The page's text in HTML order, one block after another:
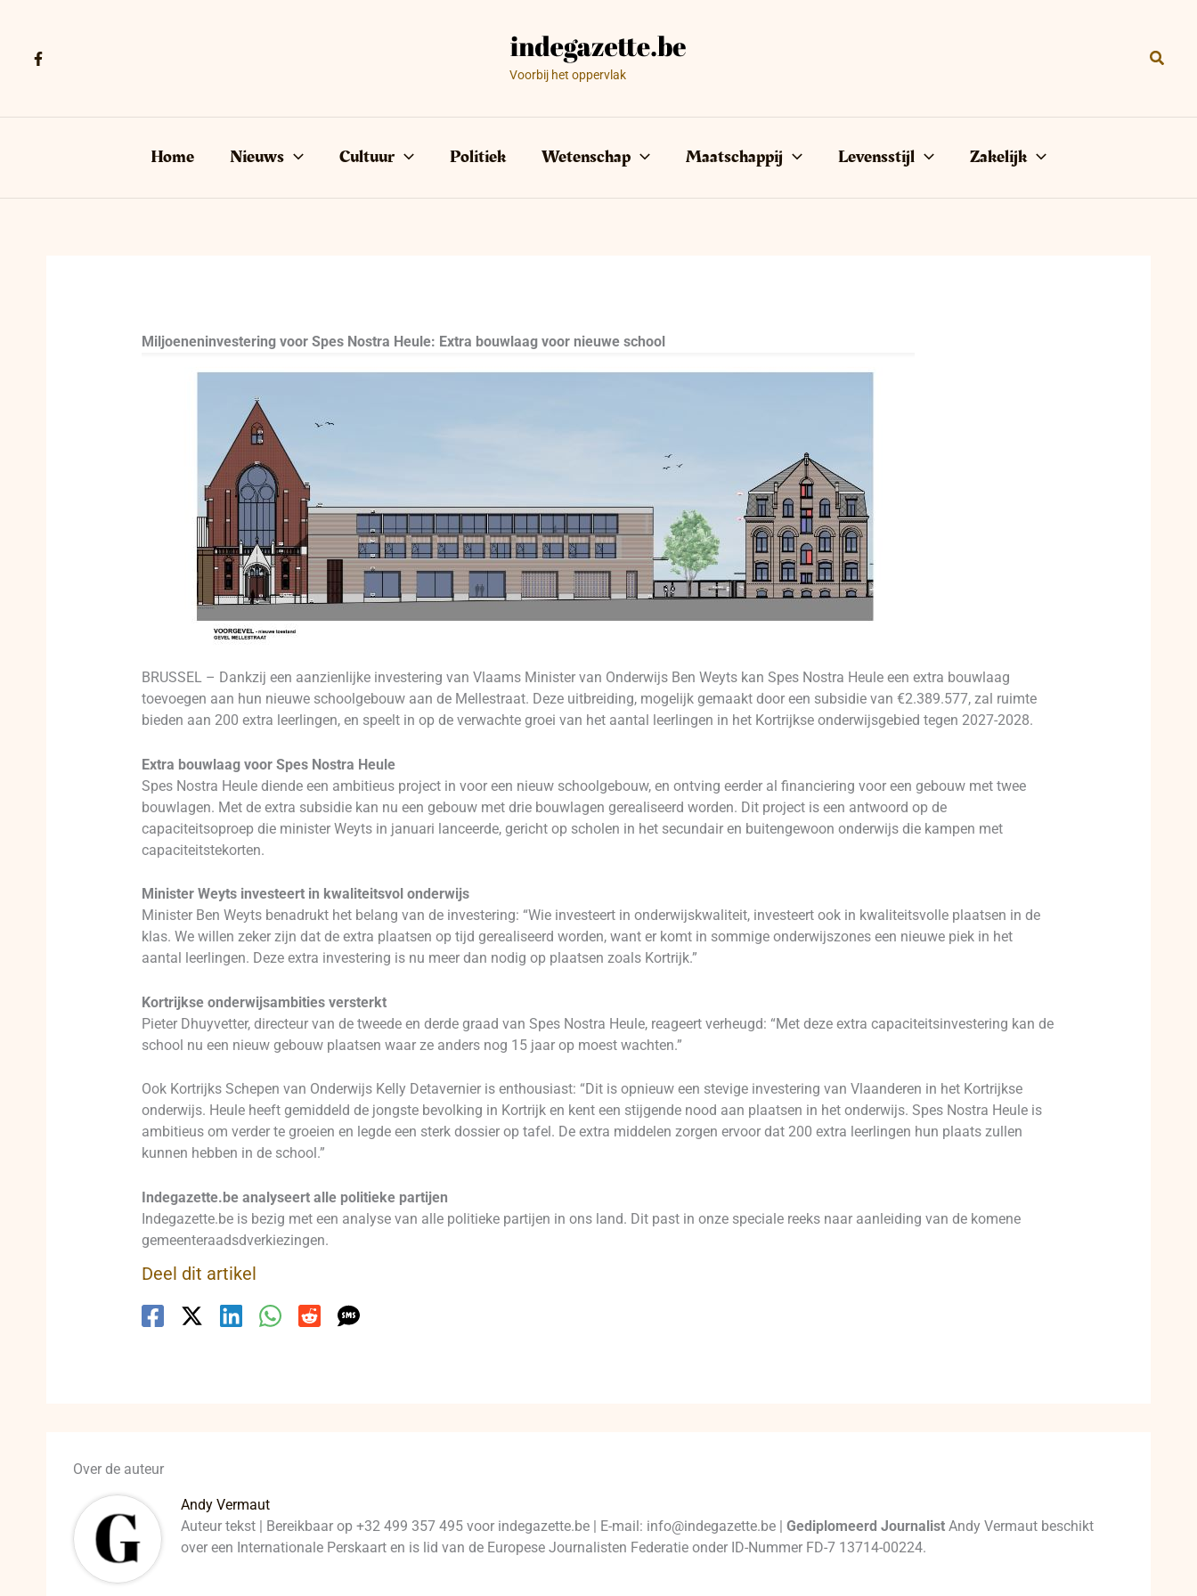
Voorbij het oppervlak
Home Nieuws Cultuur Politiek Wetenschap Maatschappij Levensstijl Zakelijk
Miljoeneninvestering voor Spes Nostra Heule: Extra bouwlaag voor nieuwe school
BRUSSEL – Dankzij een aanzienlijke investering van Vlaams Minister van Onderwijs Ben Weyts kan Spes Nostra Heule een extra bouwlaag
toevoegen aan hun nieuwe schoolgebouw aan de Mellestraat. Deze uitbreiding, mogelijk gemaakt door een subsidie van €2.389.577, zal ruimte
bieden aan 200 extra leerlingen, en speelt in op de verwachte groei van het aantal leerlingen in het Kortrijkse onderwijsgebied tegen 2027-2028.
Extra bouwlaag voor Spes Nostra Heule
Spes Nostra Heule diende een ambitieus project in voor een nieuw schoolgebouw, en ontving eerder al financiering voor een gebouw met twee
bouwlagen. Met de extra subsidie kan nu een gebouw met drie bouwlagen gerealiseerd worden. Dit project is een antwoord op de
capaciteitsoproep die minister Weyts in januari lanceerde, gericht op scholen in het secundair en buitengewoon onderwijs die kampen met
capaciteitstekorten.
Minister Weyts investeert in kwaliteitsvol onderwijs
Minister Ben Weyts benadrukt het belang van de investering: “Wie investeert in onderwijskwaliteit, investeert ook in kwaliteitsvolle plaatsen in de
klas. We willen zeker zijn dat de extra plaatsen op tijd gerealiseerd worden, want er komt in sommige onderwijszones een nieuwe piek in het
aantal leerlingen. Deze extra investering is nu meer dan nodig op plaatsen zoals Kortrijk.”
Kortrijkse onderwijsambities versterkt
Pieter Dhuyvetter, directeur van de tweede en derde graad van Spes Nostra Heule, reageert verheugd: “Met deze extra capaciteitsinvestering kan de
school nu een nieuw gebouw plaatsen waar ze anders nog 15 jaar op moest wachten.”
Ook Kortrijks Schepen van Onderwijs Kelly Detavernier is enthousiast: “Dit is opnieuw een stevige investering van Vlaanderen in het Kortrijkse
onderwijs. Heule heeft gemiddeld de jongste bevolking in Kortrijk en kent een stijgende nood aan plaatsen in het onderwijs. Spes Nostra Heule is
ambitieus om verder te groeien en legde een sterk dossier op tafel. De extra middelen zorgen ervoor dat 200 extra leerlingen hun plaats zullen
kunnen hebben in de school.”
Indegazette.be analyseert alle politieke partijen
Indegazette.be is bezig met een analyse van alle politieke partijen in ons land. Dit past in onze speciale reeks naar aanleiding van de komene
gemeenteraadsdverkiezingen.
Deel dit artikel
Over de auteur
Andy Vermaut
Auteur tekst | Bereikbaar op +32 499 357 495 voor indegazette.be | E-mail: info@indegazette.be |Gediplomeerd Journalist Andy Vermaut beschikt
over een Internationale Perskaart en is lid van de Europese Journalisten Federatie onder ID-Nummer FD-7 13714-00224.